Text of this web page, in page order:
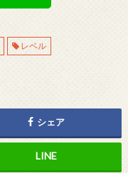
レベル
シェア